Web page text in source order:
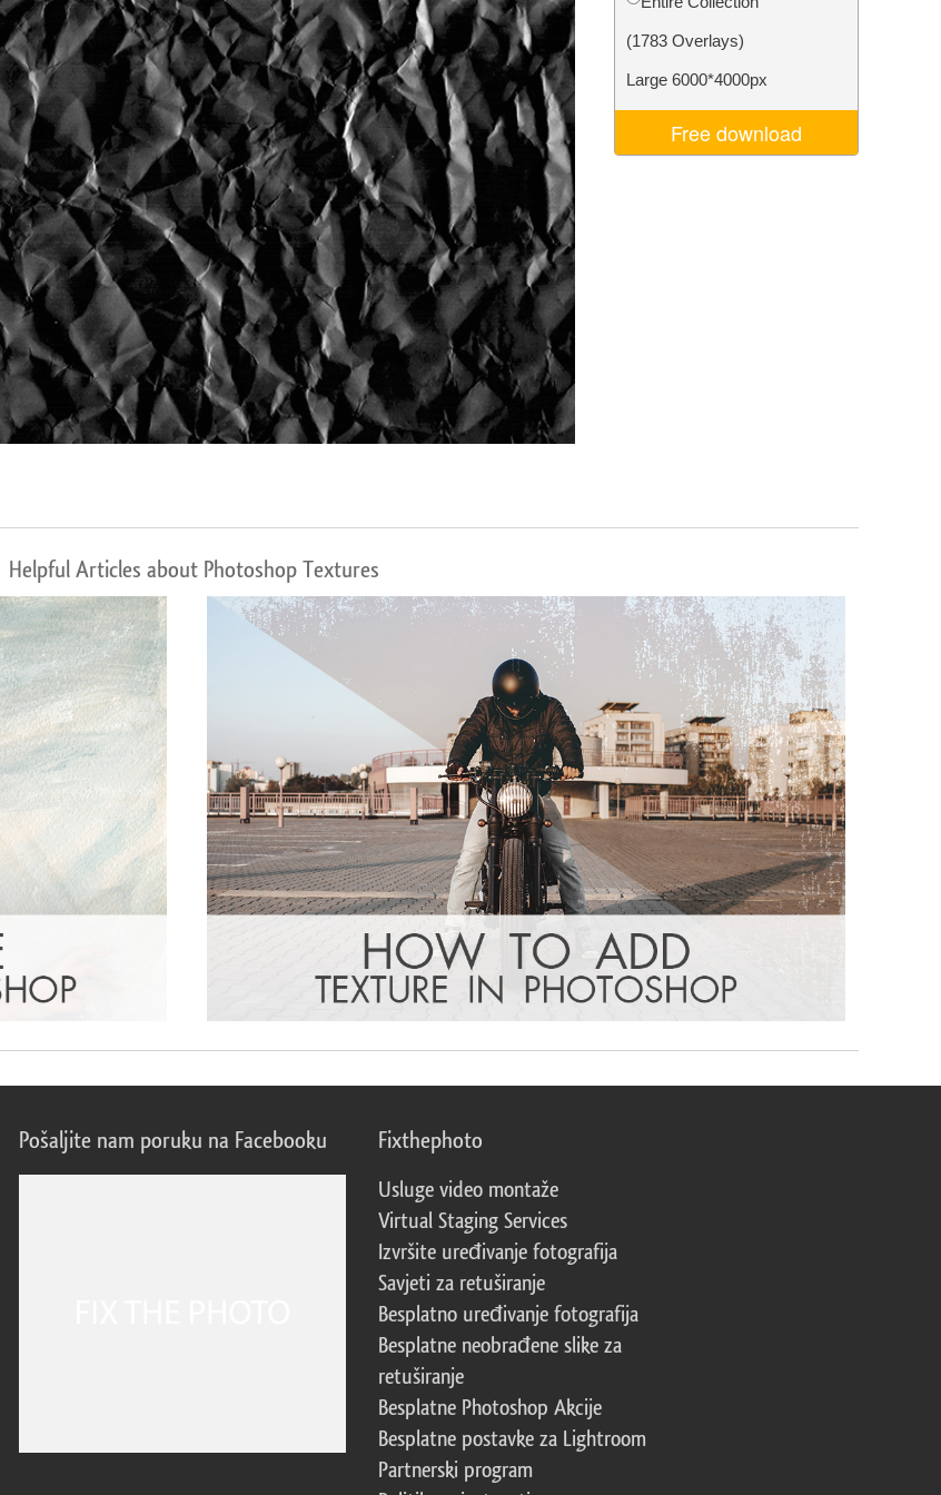
proizvoda Uređivanje fotografija nakita Podaci za obuku AI Video Editing Services
(1783 Overlays)
Large 6000*4000px
Free download
Helpful Articles about Photoshop Textures
Pošaljite nam poruku na Facebooku Fixthephoto
Usluge video montaže
Virtual Staging Services
Izvršite uređivanje fotografija
Savjeti za retuširanje
Besplatno uređivanje fotografija
Besplatne neobrađene slike za
retuširanje
Besplatne Photoshop Akcije
Besplatne postavke za Lightroom
Partnerski program